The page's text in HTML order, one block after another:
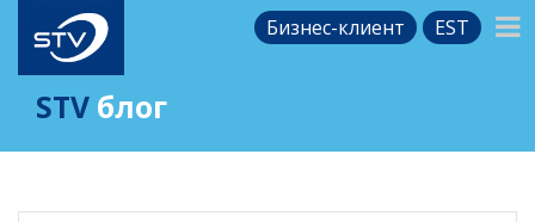
Бизнес-клиент EST
STV блог